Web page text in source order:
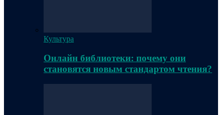
Культура
Онлайн библиотеки: почему они
становятся новым стандартом чтения?